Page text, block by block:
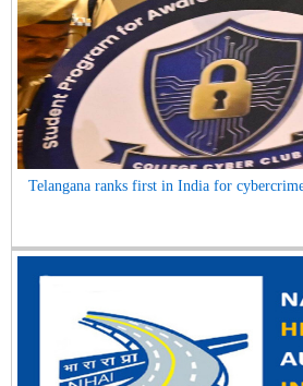
Telangana ranks first in India for